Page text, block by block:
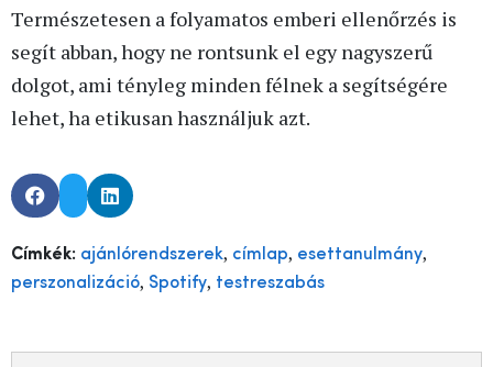
Természetesen a folyamatos emberi ellenőrzés is
segít abban, hogy ne rontsunk el egy nagyszerű
dolgot, ami tényleg minden félnek a segítségére
lehet, ha etikusan használjuk azt.
Címkék: ajánlórendszerek, címlap, esettanulmány,
perszonalizáció, Spotify, testreszabás